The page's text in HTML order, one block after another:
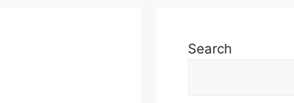
Search